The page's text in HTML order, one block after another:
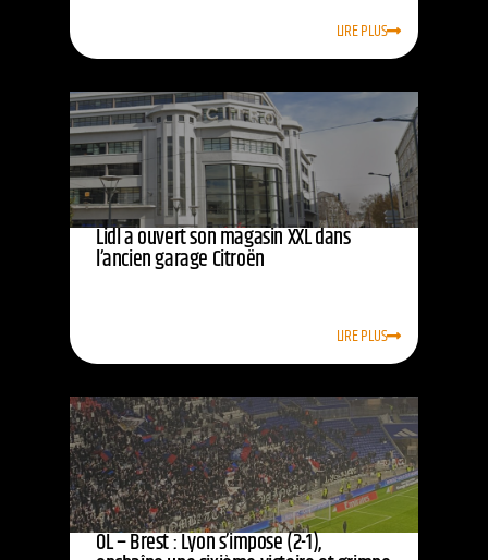
LIRE PLUS
Lidl a ouvert son magasin XXL dans
l’ancien garage Citroën
LIRE PLUS
OL – Brest : Lyon s’impose (2-1),